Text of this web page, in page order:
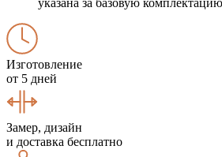
Изготовление
от 5 дней
Замер, дизайн
и доставка бесплатно